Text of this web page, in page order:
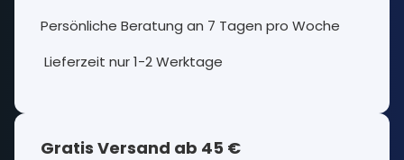
Persönliche Beratung an 7 Tagen pro Woche
Lieferzeit nur 1-2 Werktage
Gratis Versand ab 45 €